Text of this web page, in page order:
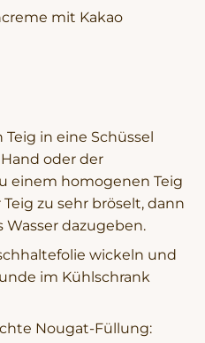
mit Kakao
in eine Schüssel
oder der
einem homogenen Teig
zu sehr bröselt, dann
Wasser dazugeben.
wickeln und
im Kühlschrank
Nougat-Füllung: